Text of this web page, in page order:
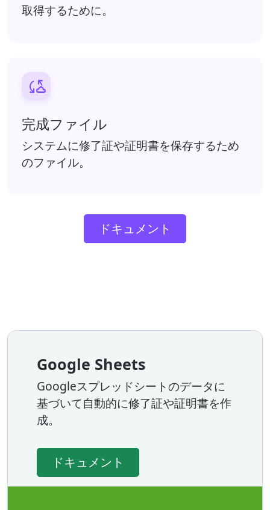
取得するために。

完成ファイル
システムに修了証や証明書を保存するため
のファイル。
ドキュメント
Google Sheets
Googleスプレッドシートのデータに
基づいて自動的に修了証や証明書を作
成。
ドキュメント